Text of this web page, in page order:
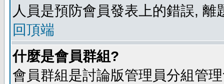
人員是預防會員發表上的錯誤, 離
回頂端
什麼是會員群組?
會員群組是討論版管理員分組管